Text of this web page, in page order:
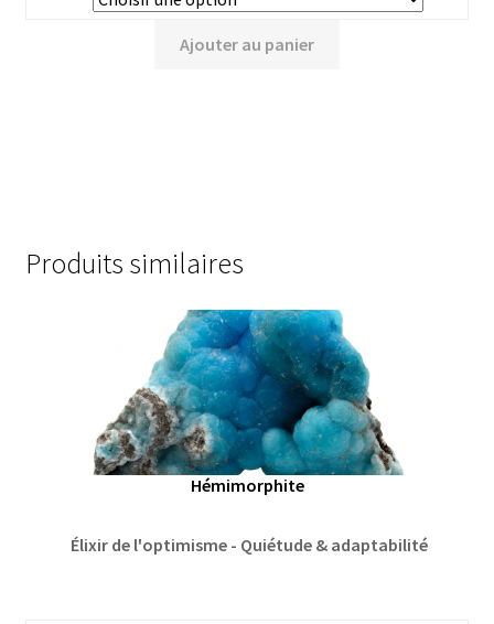
Ajouter au panier
Produits similaires
Hémimorphite
Élixir de l'optimisme - Quiétude & adaptabilité